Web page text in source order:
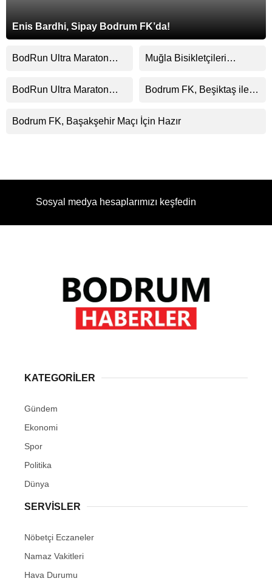
Enis Bardhi, Sipay Bodrum FK’da!
BodRun Ultra Maraton
Başlıyor!
Muğla Bisikletçileri
BodRun Ultra Maraton
Bodrum FK, Beşiktaş ile
Bodrum FK, Başakşehir Maçı İçin Hazır
Sosyal medya hesaplarımızı keşfedin
KATEGORİLER
Gündem
Ekonomi
Spor
Politika
Dünya
SERVİSLER
Nöbetçi Eczaneler
Namaz Vakitleri
Hava Durumu